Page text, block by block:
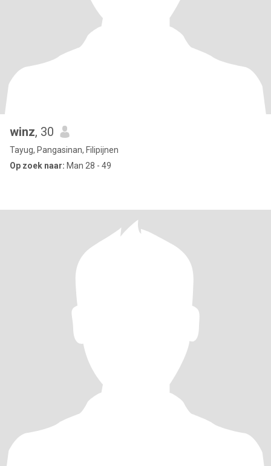
winz, 30
Tayug, Pangasinan, Filipijnen
Op zoek naar: Man 28 - 49